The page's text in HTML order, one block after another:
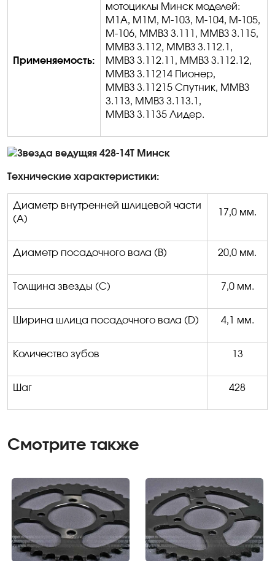
Применяемость:
мотоциклы Минск моделей:
М1А, М1М, М-103, М-104, М-105,
М-106, ММВЗ 3.111, ММВЗ 3.115,
ММВЗ 3.112, ММВЗ 3.112.1,
ММВЗ 3.112.11, ММВЗ 3.112.12,
ММВЗ 3.11214 Пионер,
ММВЗ 3.11215 Спутник, ММВЗ
3.113, ММВЗ 3.113.1,
ММВЗ 3.1135 Лидер.
Технические характеристики:
Диаметр внутренней шлицевой части
(А)
17,0 мм.
Диаметр посадочного вала (В) 20,0 мм.
Толщина звезды (С) 7,0 мм.
Ширина шлица посадочного вала ( D) 4,1 мм.
Количество зубов 13
Шаг 428
Смотрите также